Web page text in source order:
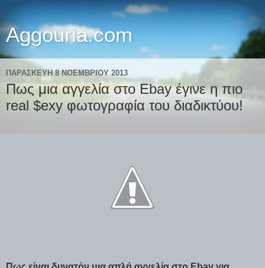
Aggouria.com
ΠΑΡΑΣΚΕΥΉ 8 ΝΟΕΜΒΡΊΟΥ 2013
Πως μια αγγελία στο Ebay έγινε η πιο
real $exy φωτογραφία του διαδικτύου!